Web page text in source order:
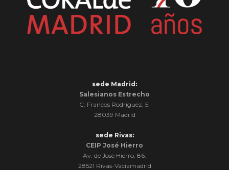
sede Madrid:
Salesianos Estrecho
C. Francos Rodríguez, 5.
28039 Madrid
sede Rivas:
CEIP José Hierro
Av. de José Hierro, 86.
28521 Rivas-Vaciamadrid